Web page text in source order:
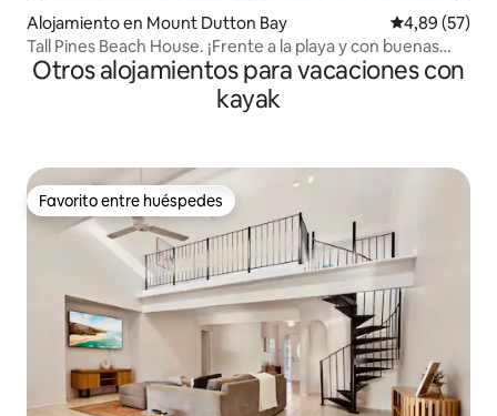
Alojamiento en Mount Dutton Bay Calificación
4,89 (57)
Tall Pines Beach House. ¡Frente a la playa y con buenas
evaluaciones!
Otros alojamientos para vacaciones con
kayak
Favorito entre huéspedes
Favorito entre huéspedes